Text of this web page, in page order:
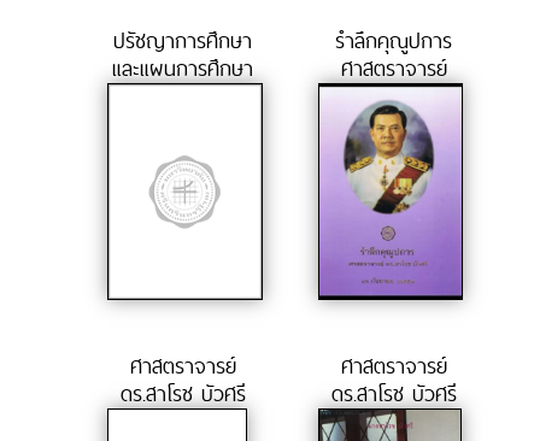
ปรัชญาการศึกษา
และแผนการศึกษา
แห่งชา..
รำลึกคุณูปการ
ศาสตราจารย์
ดร.สาโรช ..
ศาสตราจารย์
ดร.สาโรช บัวศรี
ราชบัณฑ..
ศาสตราจารย์
ดร.สาโรช บัวศรี
บุคคลท..